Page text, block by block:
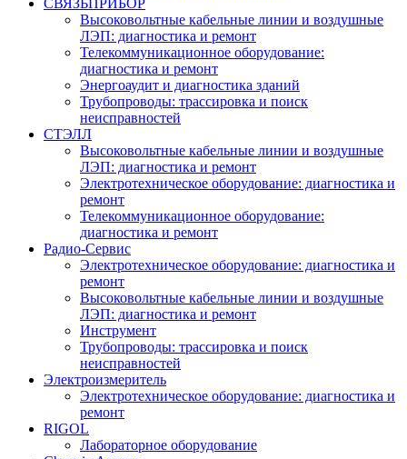
СВЯЗЬПРИБОР
Высоковольтные кабельные линии и воздушные
ЛЭП: диагностика и ремонт
Телекоммуникационное оборудование:
диагностика и ремонт
Энергоаудит и диагностика зданий
Трубопроводы: трассировка и поиск
неисправностей
СТЭЛЛ
Высоковольтные кабельные линии и воздушные
ЛЭП: диагностика и ремонт
Электротехническое оборудование: диагностика и
ремонт
Телекоммуникационное оборудование:
диагностика и ремонт
Радио-Cервис
Электротехническое оборудование: диагностика и
ремонт
Высоковольтные кабельные линии и воздушные
ЛЭП: диагностика и ремонт
Инструмент
Трубопроводы: трассировка и поиск
неисправностей
Электроизмеритель
Электротехническое оборудование: диагностика и
ремонт
RIGOL
Лабораторное оборудование